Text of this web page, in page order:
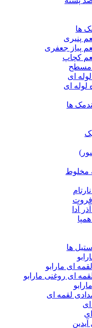
ها
پنیری
پیاز جعفری
کچاپ
مسطح
ای
لوله ای
ها
مخلوط
آدا
ها
ای مارابو
ای روغنی مارابو
لقمه ای
ای